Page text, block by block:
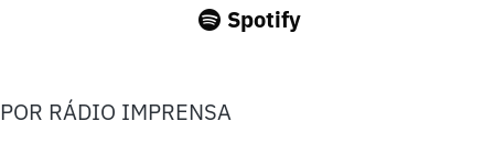
Spotify
POR RÁDIO IMPRENSA